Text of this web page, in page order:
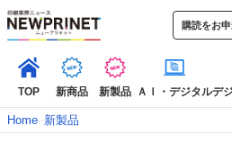
購読をお
TOP 新商品 新製品 ＡＩ・デジタルデ
Home–新製品